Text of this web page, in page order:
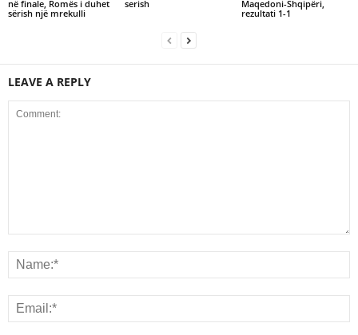
në finale, Romës i duhet
sërish një mrekulli
serish
Maqedoni-Shqipëri,
rezultati 1-1
LEAVE A REPLY